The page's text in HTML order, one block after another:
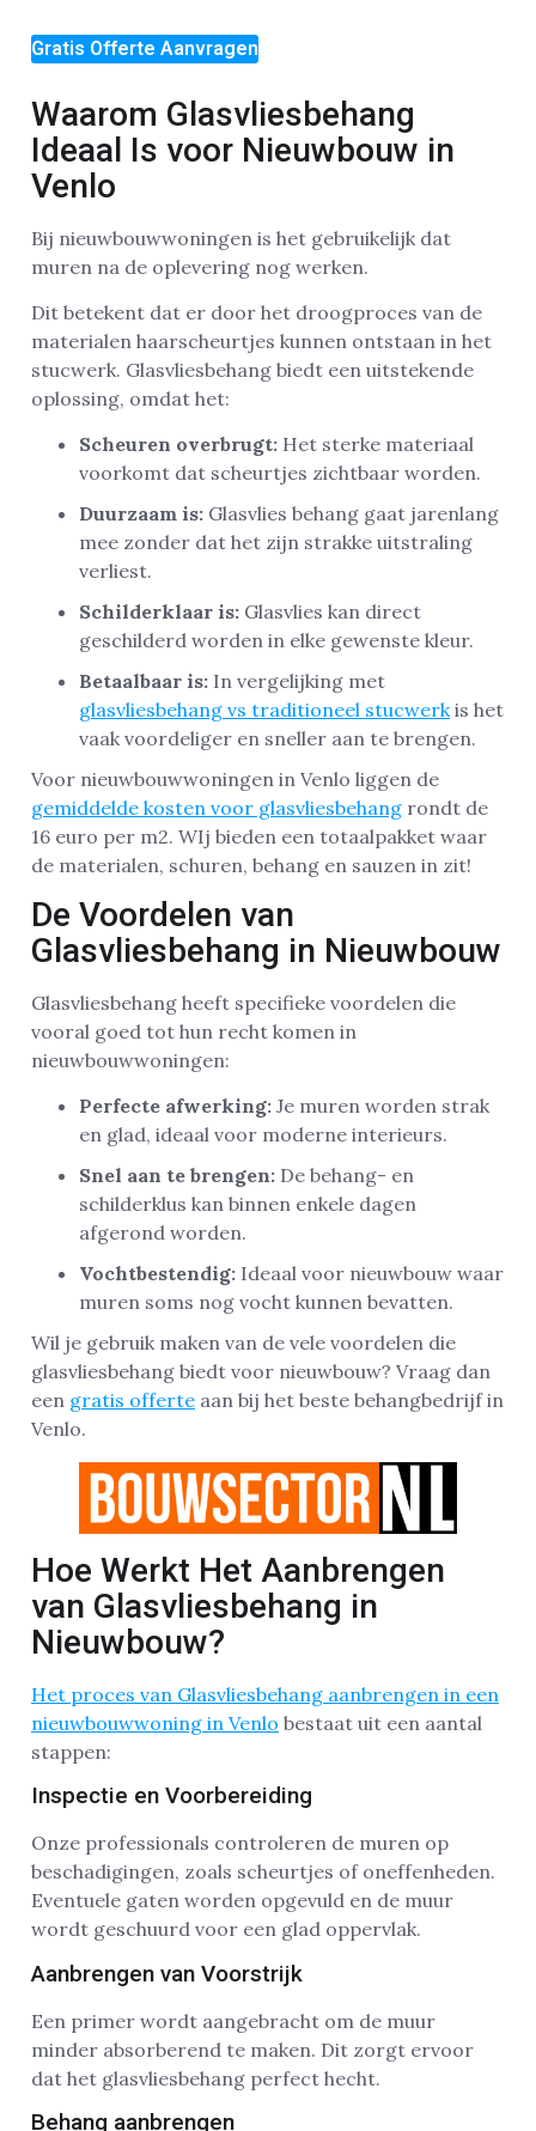
Gratis Offerte Aanvragen
Waarom Glasvliesbehang
Ideaal Is voor Nieuwbouw in
Venlo
Bij nieuwbouwwoningen is het gebruikelijk dat
muren na de oplevering nog werken.
Dit betekent dat er door het droogproces van de
materialen haarscheurtjes kunnen ontstaan in het
stucwerk. Glasvliesbehang biedt een uitstekende
oplossing, omdat het:
Scheuren overbrugt: Het sterke materiaal
voorkomt dat scheurtjes zichtbaar worden.
Duurzaam is: Glasvlies behang gaat jarenlang
mee zonder dat het zijn strakke uitstraling
verliest.
Schilderklaar is: Glasvlies kan direct
geschilderd worden in elke gewenste kleur.
Betaalbaar is: In vergelijking met
glasvliesbehang vs traditioneel stucwerkis het
vaak voordeliger en sneller aan te brengen.
Voor nieuwbouwwoningen in Venlo liggen de
gemiddelde kosten voor glasvliesbehang rondt de
16 euro per m2. WIj bieden een totaalpakket waar
de materialen, schuren, behang en sauzen in zit!
De Voordelen van
Glasvliesbehang in Nieuwbouw
Glasvliesbehang heeft specifieke voordelen die
vooral goed tot hun recht komen in
nieuwbouwwoningen:
Perfecte afwerking: Je muren worden strak
en glad, ideaal voor moderne interieurs.
Snel aan te brengen: De behang- en
schilderklus kan binnen enkele dagen
afgerond worden.
Vochtbestendig: Ideaal voor nieuwbouw waar
muren soms nog vocht kunnen bevatten.
Wil je gebruik maken van de vele voordelen die
glasvliesbehang biedt voor nieuwbouw? Vraag dan
een gratis offerte aan bij het beste behangbedrijf in
Venlo.
Hoe Werkt Het Aanbrengen
van Glasvliesbehang in
Nieuwbouw?
Het proces van Glasvliesbehang aanbrengen in een
nieuwbouwwoning in Venlo bestaat uit een aantal
stappen:
Inspectie en Voorbereiding
Onze professionals controleren de muren op
beschadigingen, zoals scheurtjes of oneffenheden.
Eventuele gaten worden opgevuld en de muur
wordt geschuurd voor een glad oppervlak.
Aanbrengen van Voorstrijk
Een primer wordt aangebracht om de muur
minder absorberend te maken. Dit zorgt ervoor
dat het glasvliesbehang perfect hecht.
Behang aanbrengen